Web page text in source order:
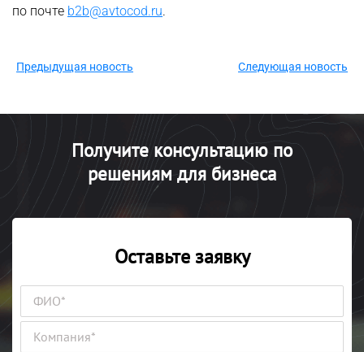
по почте b2b@avtocod.ru.
Предыдущая новость Следующая новость
Получите консультацию по
решениям для бизнеса
Оставьте заявку